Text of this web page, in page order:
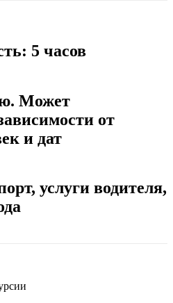
5 часов
Может
от
и дат
услуги водителя,